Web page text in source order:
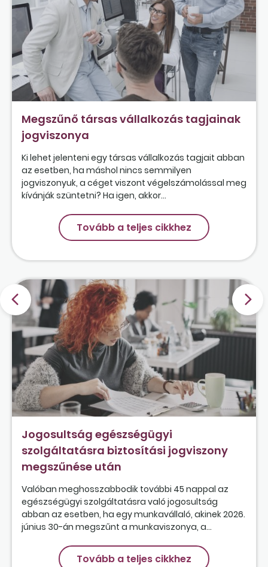
Megszűnő társas vállalkozás tagjainak
jogviszonya
Ki lehet jelenteni egy társas vállalkozás tagjait abban
az esetben, ha máshol nincs semmilyen
jogviszonyuk, a céget viszont végelszámolással meg
kívánják szüntetni? Ha igen, akkor...
Tovább a teljes cikkhez
Jogosultság egészségügyi
szolgáltatásra biztosítási jogviszony
megszűnése után
Valóban meghosszabbodik további 45 nappal az
egészségügyi szolgáltatásra való jogosultság
abban az esetben, ha egy munkavállaló, akinek 2026.
június 30-án megszűnt a munkaviszonya, a...
Tovább a teljes cikkhez